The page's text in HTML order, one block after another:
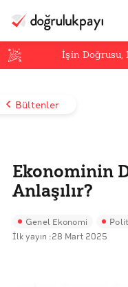
İşin Doğrusu,
Bültenler
Ekonominin
Anlaşılır?
Genel Ekonomi
İlk yayın :28 Mart 2025